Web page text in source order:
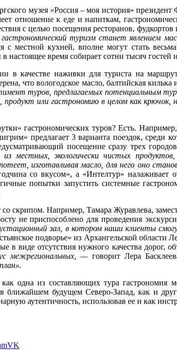
музея «Россия – моя история»
отношение к еде и напиткам,
с целью посещения ресторанов, фудкортов
туризм станет явлением
с местной кухней, вполне могут стать
время собирает сотни тысяч
в качестве наживки для туриста на
что вологодское масло, балтийская килька
туров, предлагаемых потенциальным
продукт или гастрономию в целом как
гастрономических туров? Есть.
предлагает 3 варианта поездок, среди
посещение сразу трех
местных, экологически чистых
изготавливая масло, для него оно
со вкусом», а «Интелтур»
попытки запустить системные
скрипом. Например, Тамара Журавлева,
не приспособлено для проведения
зал, в котором наши клиенты
подворье» из Архангельской области
в виде отсутствия нужного качества дорог,
межрегиональных, — говорит Лера
план».
одна из составляющих тура гастрономия
ближайшем будущем Северо-Запад, как и
аутентичность, использовав ее и как
VK